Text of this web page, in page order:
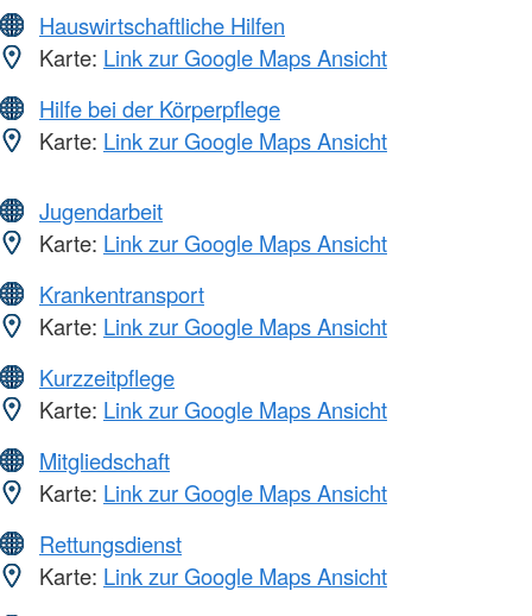
Hauswirtschaftliche Hilfen
Karte: Link zur Google Maps Ansicht
Hilfe bei der Körperpflege
Karte: Link zur Google Maps Ansicht
Jugendarbeit
Karte: Link zur Google Maps Ansicht
Krankentransport
Karte: Link zur Google Maps Ansicht
Kurzzeitpflege
Karte: Link zur Google Maps Ansicht
Mitgliedschaft
Karte: Link zur Google Maps Ansicht
Rettungsdienst
Karte: Link zur Google Maps Ansicht